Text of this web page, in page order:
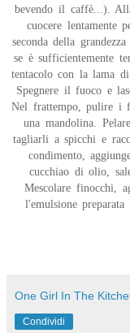
bevendo il caffè...).
cuocere lentamente
seconda della
se è sufficientemente
tentacolo con la lama
Spegnere il fuoco e
Nel frattempo, pulire i
una mandolina.
tagliarli a spicchi e
condimento,
cucchiao di olio,
Mescolare finocchi,
l'emulsione
One Girl In The
Condividi